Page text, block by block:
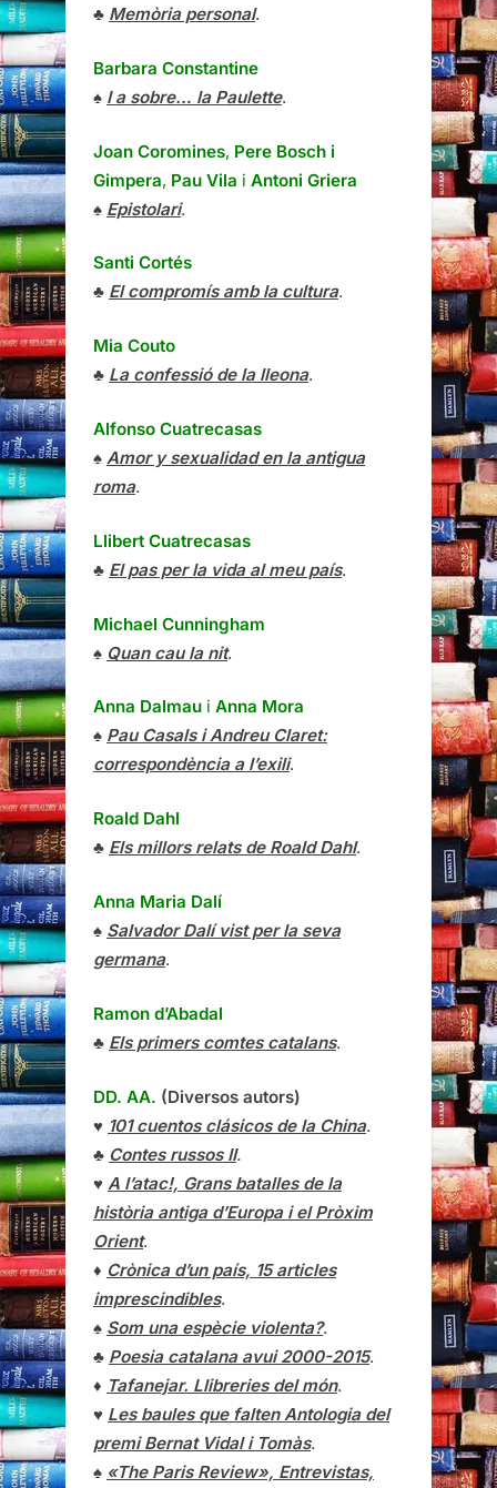
♣ Memòria personal.
Barbara Constantine
♠ I a sobre… la Paulette.
Joan Coromines, Pere Bosch i
Gimpera, Pau Vila i Antoni Griera
♠ Epistolari.
Santi Cortés
♣ El compromís amb la cultura.
Mia Couto
♣ La confessió de la lleona.
Alfonso Cuatrecasas
♠ Amor y sexualidad en la antigua
roma.
Llibert Cuatrecasas
♣ El pas per la vida al meu país.
Michael Cunningham
♠ Quan cau la nit.
Anna Dalmau i Anna Mora
♠ Pau Casals i Andreu Claret:
correspondència a l’exili.
Roald Dahl
♣ Els millors relats de Roald Dahl.
Anna Maria Dalí
♠ Salvador Dalí vist per la seva
germana.
Ramon d’Abadal
♣ Els primers comtes catalans.
DD. AA. (Diversos autors)
♥ 101 cuentos clásicos de la China.
♣ Contes russos II.
♥ A l’atac!, Grans batalles de la
història antiga d’Europa i el Pròxim
Orient.
♦ Crònica d’un país, 15 articles
imprescindibles.
♠ Som una espècie violenta?.
♣ Poesia catalana avui 2000-2015.
♦ Tafanejar. Llibreries del món.
♥ Les baules que falten Antologia del
premi Bernat Vidal i Tomàs.
♠ «The Paris Review», Entrevistas,